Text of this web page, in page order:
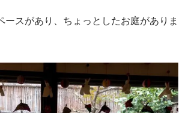
ースがあり、ちょっとしたお庭がありま